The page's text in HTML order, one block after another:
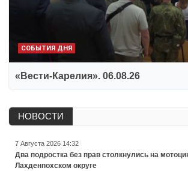
СОБЫТИЯ ДНЯ
«Вести-Карелия». 06.08.26
НОВОСТИ
7 Августа 2026 14:32
Два подростка без прав столкнулись на
Лахденпохском округе